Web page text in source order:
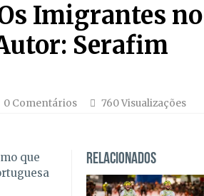
Imigrantes no
Serafim
0 Comentários 760 Visualizações
Relacionados
que